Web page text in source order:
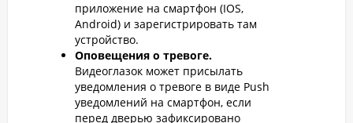
приложение на смартфон (IOS,
Android) и зарегистрировать там
устройство.
Оповещения о тревоге.
Видеоглазок может присылать
уведомления о тревоге в виде Push
уведомлений на смартфон, если
перед дверью зафиксировано